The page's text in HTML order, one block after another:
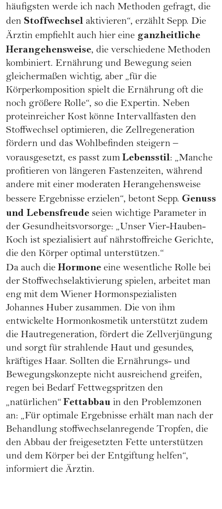
häufigsten werde ich nach Methoden gefragt, die
den Stoffwechsel aktivieren“, erzählt Sepp. Die
Ärztin empfiehlt auch hier eine ganzheitliche
Herangehensweise, die verschiedene Methoden
kombiniert. Ernährung und Bewegung seien
gleichermaßen wichtig, aber „für die
Körperkomposition spielt die Ernährung oft die
noch größere Rolle“, so die Expertin. Neben
proteinreicher Kost könne Intervallfasten den
Stoffwechsel optimieren, die Zellregeneration
fördern und das Wohlbefinden steigern –
vorausgesetzt, es passt zum Lebensstil: „Manche
profitieren von längeren Fastenzeiten, während
andere mit einer moderaten Herangehensweise
bessere Ergebnisse erzielen“, betont Sepp. Genuss
und Lebensfreude seien wichtige Parameter in
der Gesundheitsvorsorge: „Unser Vier-Hauben-
Koch ist spezialisiert auf nährstoffreiche Gerichte,
die den Körper optimal unterstützen.“
Da auch die Hormone eine wesentliche Rolle bei
der Stoffwechselaktivierung spielen, arbeitet man
eng mit dem Wiener Hormonspezialisten
Johannes Huber zusammen. Die von ihm
entwickelte Hormonkosmetik unterstützt zudem
die Hautregeneration, fördert die Zellverjüngung
und sorgt für strahlende Haut und gesundes,
kräftiges Haar. Sollten die Ernährungs- und
Bewegungskonzepte nicht ausreichend greifen,
regen bei Bedarf Fettwegspritzen den
„natürlichen“ Fettabbau in den Problemzonen
an: „Für optimale Ergebnisse erhält man nach der
Behandlung stoffwechselanregende Tropfen, die
den Abbau der freigesetzten Fette unterstützen
und dem Körper bei der Entgiftung helfen“,
informiert die Ärztin.